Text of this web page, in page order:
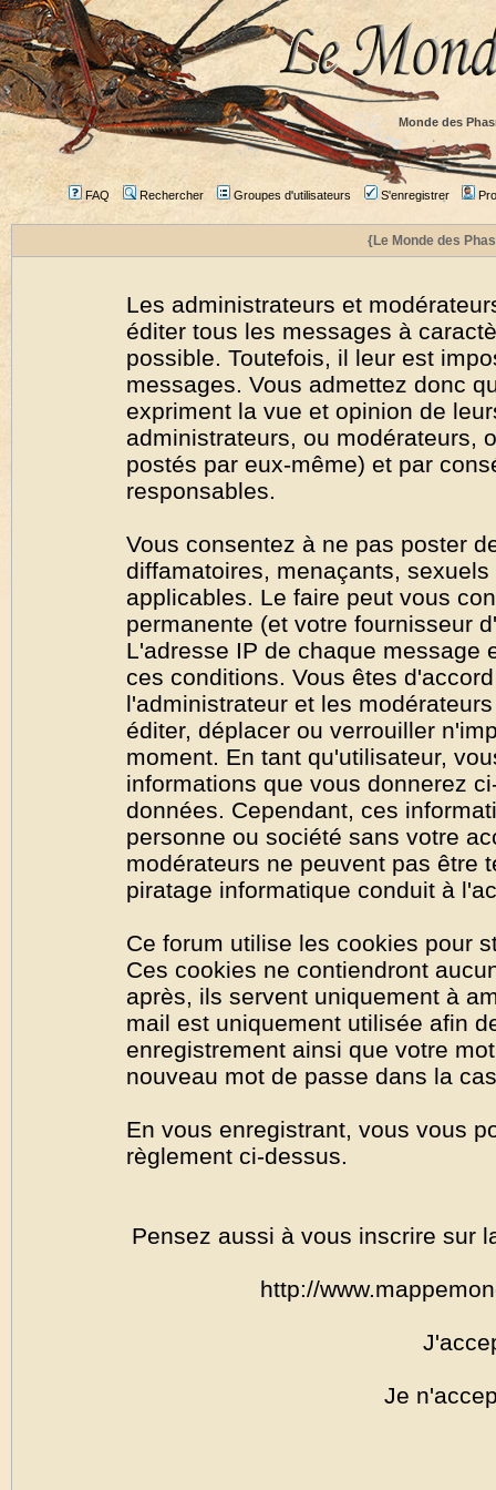
Monde des
FAQ Rechercher Groupes d'utilisateurs S'enregistrer
{Le Monde des
Les administrateurs et
éditer tous les messages à
possible. Toutefois, il leur est
messages. Vous admettez donc
expriment la vue et opinion de
administrateurs, ou modérateurs,
postés par eux-même) et par
responsables.
Vous consentez à ne pas poster
diffamatoires, menaçants,
applicables. Le faire peut vous
permanente (et votre fournisseur
L'adresse IP de chaque message
ces conditions. Vous êtes
l'administrateur et les
éditer, déplacer ou verrouiller
moment. En tant qu'utilisateur,
informations que vous donnerez
données. Cependant, ces
personne ou société sans votre
modérateurs ne peuvent pas être
piratage informatique conduit à
Ce forum utilise les cookies pour
Ces cookies ne contiendront
après, ils servent uniquement à
mail est uniquement utilisée afin
enregistrement ainsi que votre
nouveau mot de passe dans la
En vous enregistrant, vous vous
règlement ci-dessus.
Pensez aussi à vous inscrire sur
http://
Je